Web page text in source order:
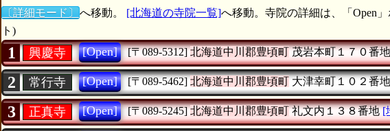
〔詳細モード〕 へ移動。 [北海道の寺院一覧]へ移動。寺院の詳細は、「Open
ト)
1 興慶寺 [Open] [〒089-5312] 北海道中川郡豊頃町茂岩本町１７０番地
2 常行寺 [Open] [〒089-5462] 北海道中川郡豊頃町大津幸町１０２番地
3 正真寺 [Open] [〒089-5245] 北海道中川郡豊頃町礼文内１３８番地 [